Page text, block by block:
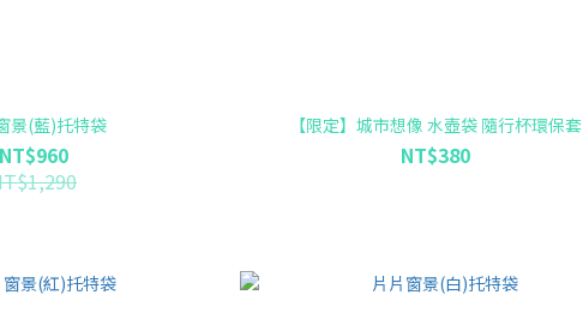
景(藍)托特袋 【限定】城市想像 水壺袋 隨行杯環保套
NT$380